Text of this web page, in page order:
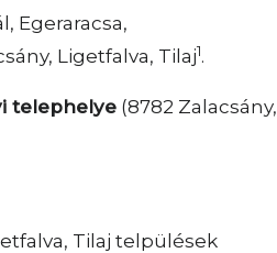
Egeraracsa,
Ligetfalva, Tilaj1.
telephelye (8782 Zalacsány,
Tilaj telpülések